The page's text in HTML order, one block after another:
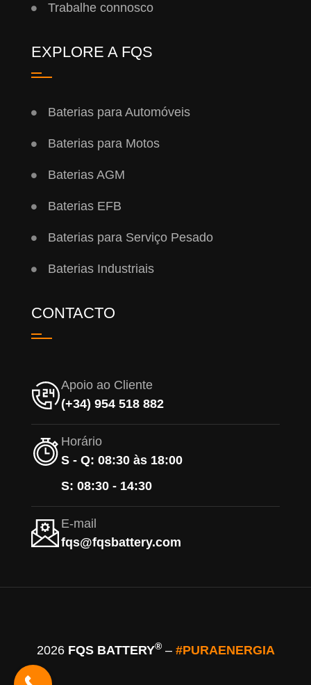
Trabalhe connosco
EXPLORE A FQS
Baterias para Automóveis
Baterias para Motos
Baterias AGM
Baterias EFB
Baterias para Serviço Pesado
Baterias Industriais
CONTACTO
Apoio ao Cliente
(+34) 954 518 882
Horário
S - Q: 08:30 às 18:00
S: 08:30 - 14:30
E-mail
fqs@fqsbattery.com
2026 FQS BATTERY®– #PURAENERGIA